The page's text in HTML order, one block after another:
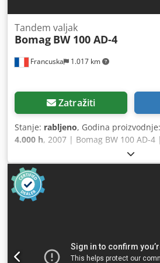
Francuska 1.017 km
Tandem valjak
Bomag BW 100 AD-4
Zatražiti
Stanje: rabljeno, Godina proizvodnje:
4.000 h, 2007 | Bomag BW 100 AD-
valjak | 4000 sati 📍Lokacija:
dostupna na vašu lokaciju –
prijevoza za izračun troškova! 💰
EUR ili ponudite svoju cijenu.
uz malu naknadu (uz odobrenje)* 👷‍♂️
sati nije stvarno, ali sve ostalo je u